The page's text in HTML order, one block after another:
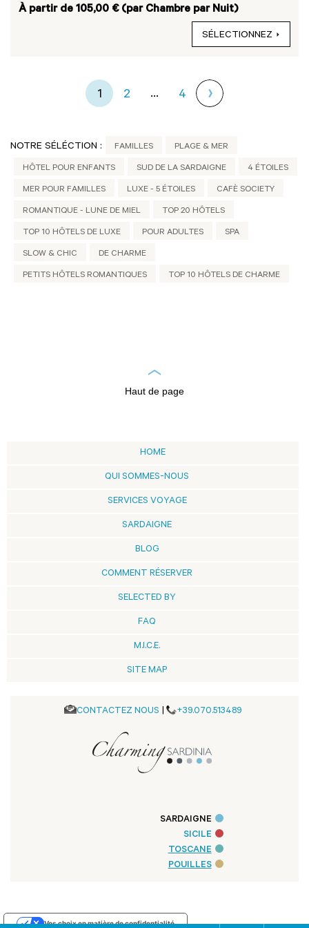
À partir de 105,00 € (par Chambre par Nuit)
SÉLECTIONNEZ
1 2 ... 4
NOTRE SÉLÉCTION : FAMILLES PLAGE & MER
HÔTEL POUR ENFANTS SUD DE LA SARDAIGNE 4 ÉTOILES
MER POUR FAMILLES LUXE - 5 ÉTOILES CAFÈ SOCIETY
ROMANTIQUE - LUNE DE MIEL TOP 20 HÔTELS
TOP 10 HÔTELS DE LUXE POUR ADULTES SPA
SLOW & CHIC DE CHARME
PETITS HÔTELS ROMANTIQUES TOP 10 HÔTELS DE CHARME
Haut de page
HOME
QUI SOMMES-NOUS
SERVICES VOYAGE
SARDAIGNE
BLOG
COMMENT RÉSERVER
SELECTED BY
FAQ
M.I.C.E.
SITE MAP
CONTACTEZ NOUS | +39.070.513489
SARDAIGNE
SICILE
TOSCANE
POUILLES
Vos choix en matière de confidentialité